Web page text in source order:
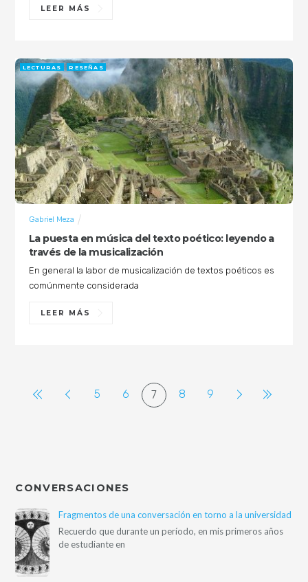
LEER MÁS
La puesta en música del texto poético: leyendo a
través de la musicalización
Gabriel Meza
LECTURAS RESEÑAS
En general la labor de musicalización de textos poéticos es
comúnmente considerada
LEER MÁS
5 6 7 8 9
CONVERSACIONES
Fragmentos de una conversación en torno a la universidad
Recuerdo que durante un período, en mis primeros años
de estudiante en